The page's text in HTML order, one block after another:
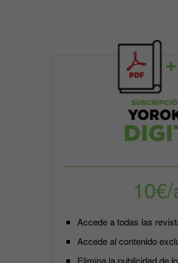
Accede a todas las
Accede al contenido
Elimina la publicidad de